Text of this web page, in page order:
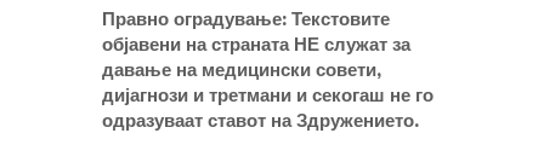
Правно оградување: Текстовите
објавени на страната НЕ служат за
давање на медицински совети,
дијагнози и третмани и секогаш не го
одразуваат ставот на Здружението.